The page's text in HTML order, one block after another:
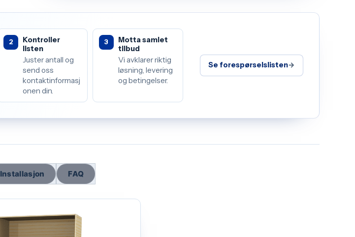
2
Kontroller
listen
Juster antall og
send oss
kontaktinformasj
onen din.
3
Motta samlet
tilbud
Vi avklarer riktig
løsning, levering
og betingelser.
Se forespørselslisten→
Installasjon FAQ